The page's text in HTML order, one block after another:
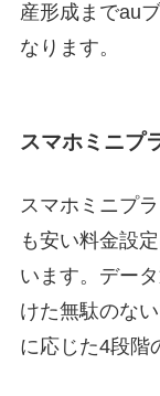
産形成までau
なります。
スマホミニプ
スマホミニプ
も安い料金設
います。デー
けた無駄のな
に応じた4段階